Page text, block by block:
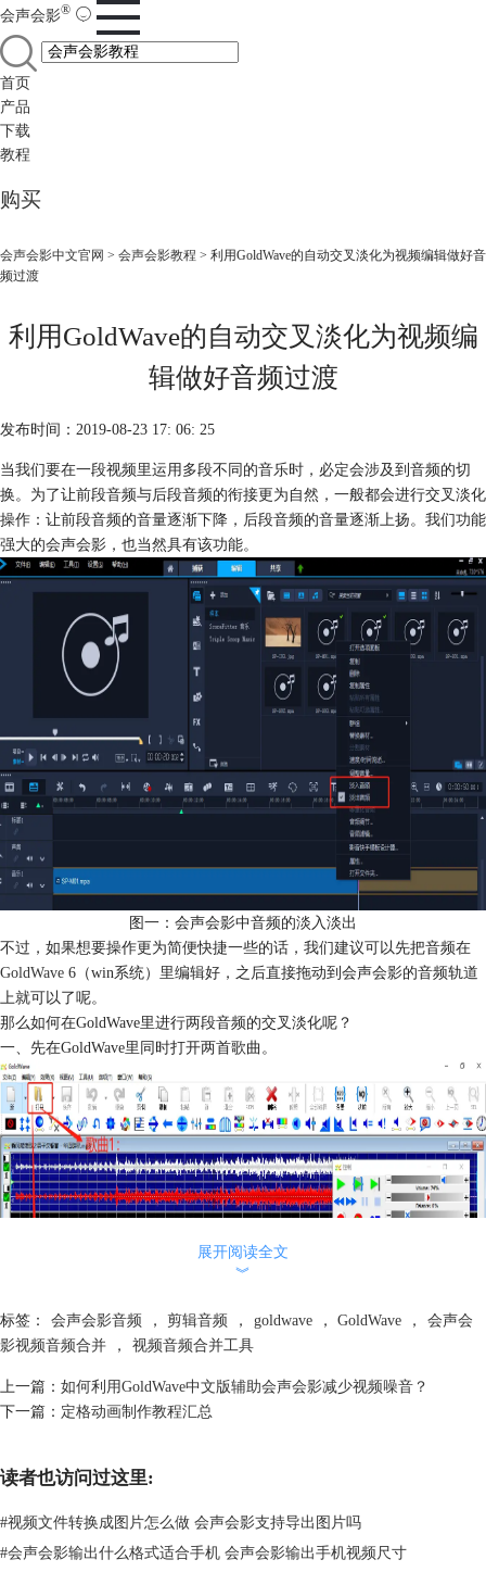
会声会影®
首页
产品
下载
教程
购买
会声会影中文官网 > 会声会影教程 > 利用GoldWave的自动交叉淡化为视频编辑做好音
频过渡
利用GoldWave的自动交叉淡化为视频编
辑做好音频过渡
发布时间：2019-08-23 17: 06: 25
当我们要在一段视频里运用多段不同的音乐时，必定会涉及到音频的切
换。为了让前段音频与后段音频的衔接更为自然，一般都会进行交叉淡化
操作：让前段音频的音量逐渐下降，后段音频的音量逐渐上扬。我们功能
强大的会声会影，也当然具有该功能。
图一：会声会影中音频的淡入淡出
不过，如果想要操作更为简便快捷一些的话，我们建议可以先把音频在
GoldWave 6（win系统）里编辑好，之后直接拖动到会声会影的音频轨道
上就可以了呢。
那么如何在GoldWave里进行两段音频的交叉淡化呢？
一、先在GoldWave里同时打开两首歌曲。
图二：在GoldWave中同时打开两首歌曲
择另一首歌，便可以同时打开歌曲1和2。在这个基础上来进行下一步的交
叉淡化。
二、开启交叉淡化工具
展开阅读全文
︾
标签： 会声会影音频 ， 剪辑音频 ， goldwave ， GoldWave ，
会声会
影视频音频合并
， 视频音频合并工具
上一篇： 如何利用GoldWave中文版辅助会声会影减少视频噪音？
下一篇： 定格动画制作教程汇总
读者也访问过这里:
#视频文件转换成图片怎么做 会声会影支持导出图片吗
#会声会影输出什么格式适合手机 会声会影输出手机视频尺寸